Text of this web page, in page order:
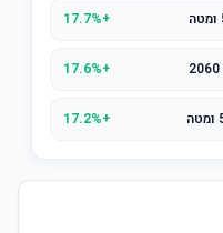
+17.7%
+17.6%
+17.2%